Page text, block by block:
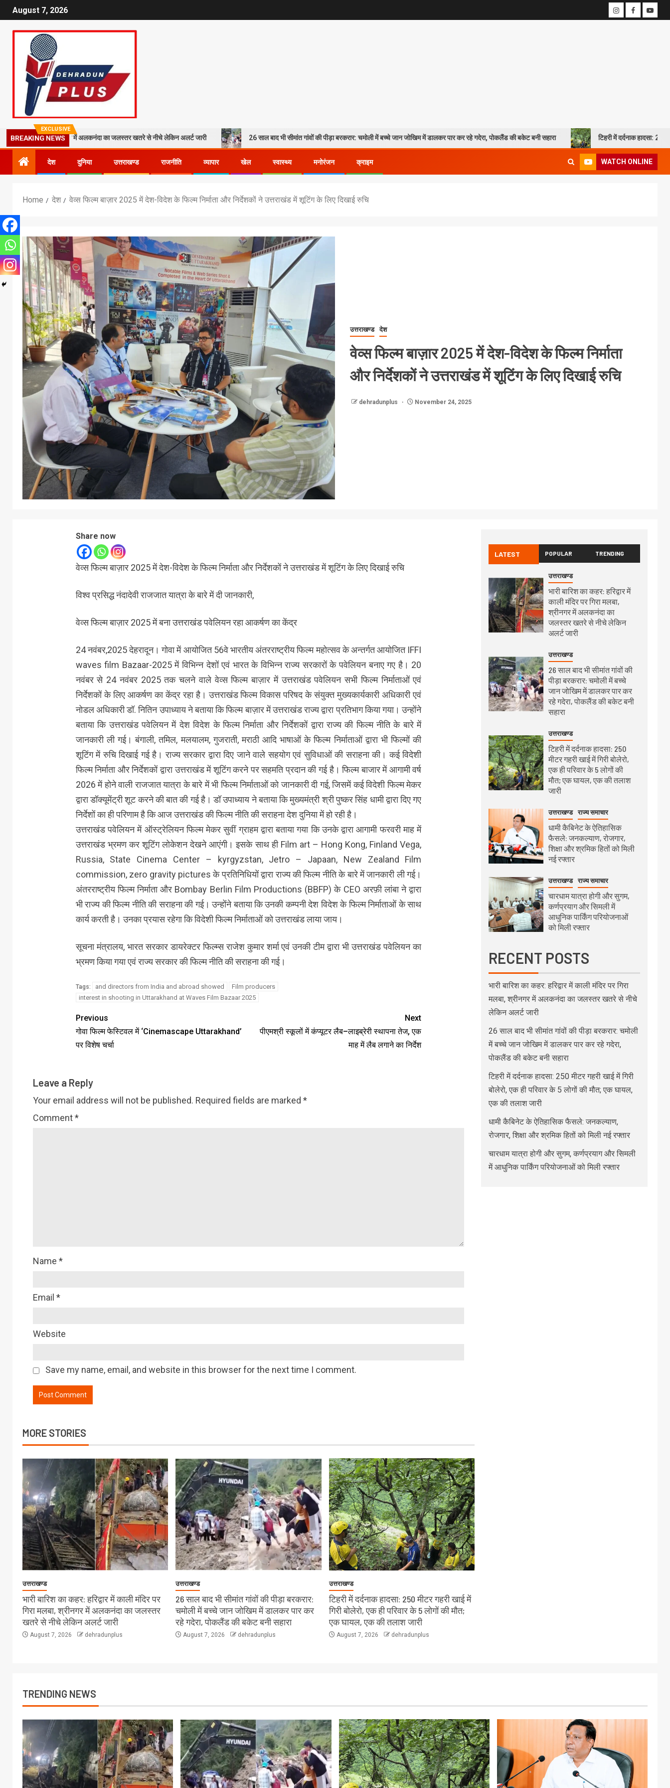
August 7, 2026
EXCLUSIVE
BREAKING NEWS
मलबा, श्रीनगर में अलकनंदा का जलस्तर खतरे से नीचे लेकिन अलर्ट जारी 26 साल बाद भी सीमांत गांवों की पीड़ा बरकरार: चमोली में बच्चे जान जोखिम में डालकर पार कर रहे गदेरा, पोकलैंड की बकेट बनी सहारा टिहरी में दर्दनाक हादसा: 250 मीटर गहरी
देश दुनिया उत्तराखण्ड राजनीति व्यापार खेल स्वास्थ्य मनोरंजन क्राइम WATCH ONLINE
Home देश वेव्स फिल्म बाज़ार 2025 में देश-विदेश के फिल्म निर्माता और निर्देशकों ने उत्तराखंड में शूटिंग के लिए दिखाई रुचि
उत्तराखण्ड देश
वेव्स फिल्म बाज़ार 2025 में देश-विदेश के फिल्म निर्माता
और निर्देशकों ने उत्तराखंड में शूटिंग के लिए दिखाई रुचि
dehradunplus November 24, 2025
Share now
वेव्स फिल्म बाज़ार 2025 में देश-विदेश के फिल्म निर्माता और निर्देशकों ने उत्तराखंड में शूटिंग के लिए दिखाई रुचि
विश्व प्रसिद्ध नंदादेवी राजजात यात्रा के बारे में दी जानकारी,
वेव्स फिल्म बाज़ार 2025 में बना उत्तराखंड पवेलियन रहा आकर्षण का केंद्र
24 नवंबर,2025 देहरादून। गोवा में आयोजित 56वे भारतीय अंतरराष्ट्रीय फिल्म महोत्सव के अन्तर्गत आयोजित IFFI
waves film Bazaar-2025 में विभिन्न देशों एवं भारत के विभिन्न राज्य सरकारों के पवेलियन बनाए गए है। 20
नवंबर से 24 नवंबर 2025 तक चलने वाले वेव्स फिल्म बाज़ार में उत्तराखंड पवेलियन सभी फिल्म निर्माताओं एवं
निर्देशकों के लिए आकर्षण का केंद्र रहा है। उत्तराखंड फिल्म विकास परिषद के संयुक्त मुख्यकार्यकारी अधिकारी एवं
नोडल अधिकारी डॉ. नितिन उपाध्याय ने बताया कि फिल्म बाज़ार में उत्तराखंड राज्य द्वारा प्रतिभाग किया गया। उन्होंने
बताया कि उत्तराखंड पवेलियन में देश विदेश के फिल्म निर्माता और निर्देशकों द्वारा राज्य की फिल्म नीति के बारे में
जानकारी ली गई। बंगाली, तमिल, मलयालम, गुजराती, मराठी आदि भाषाओं के फिल्म निर्माताओं द्वारा भी फिल्मों की
शूटिंग में रुचि दिखाई गई है। राज्य सरकार द्वारा दिए जाने वाले सहयोग एवं सुविधाओं की सराहना की। कई विदेशी
फिल्म निर्माता और निर्देशकों द्वारा उत्तराखंड में शूटिंग करने पर सहमति प्रदान की गई है। फिल्म बाजार में आगामी वर्ष
2026 में होने वाली राजजात यात्रा के बारे में भी फिल्म निर्माताओं को जानकारी दी गई, जिसमें कई विदेशी फिल्म मेकर
द्वारा डॉक्यूमेंट्री शूट करने की बात की गई है। डॉ उपाध्याय ने बताया कि मुख्यमंत्री श्री पुष्कर सिंह धामी द्वारा दिए गए
निर्देशों का ही परिणाम है कि आज उत्तराखंड की फिल्म नीति की सराहना देश दुनिया में हो रही है।
उत्तराखंड पवेलियन में ऑस्ट्रेलियन फिल्म मेकर सुवीं ग्राहम द्वारा बताया गया कि उनके द्वारा आगामी फरवरी माह में
उत्तराखंड भ्रमण कर शूटिंग लोकेशन देखने आएंगी। इसके साथ ही Film art – Hong Kong, Finland Vega,
Russia, State Cinema Center – kyrgyzstan, Jetro – Japaan, New Zealand Film
commission, zero gravity pictures के प्रतिनिधियों द्वारा राज्य की फिल्म नीति के बारे में जानकारी ली गई।
अंतरराष्ट्रीय फिल्म निर्माता और Bombay Berlin Film Productions (BBFP) के CEO अरफ़ी लांबा ने द्वारा
भी राज्य की फिल्म नीति की सराहना की गई। उन्होंने बताया कि उनकी कम्पनी देश विदेश के फिल्म निर्माताओं के साथ
कार्य करती है। उनका प्रयास रहेगा कि विदेशी फिल्म निर्माताओं को उत्तराखंड लाया जाय।
सूचना मंत्रालय, भारत सरकार डायरेक्टर फिल्म्स राजेश कुमार शर्मा एवं उनकी टीम द्वारा भी उत्तराखंड पवेलियन का
भ्रमण किया गया एवं राज्य सरकार की फिल्म नीति की सराहना की गई।
Tags: and directors from India and abroad showed
Film producers
interest in shooting in Uttarakhand at Waves Film Bazaar 2025
Previous
गोवा फिल्म फेस्टिवल में ‘Cinemascape Uttarakhand’
पर विशेष चर्चा
Next
पीएमश्री स्कूलों में कंप्यूटर लैब–लाइब्रेरी स्थापना तेज, एक
माह में लैब लगाने का निर्देश
Leave a Reply
Your email address will not be published. Required fields are marked *
Comment*
Name *
Email *
Website
Save my name, email, and website in this browser for the next time I comment.
MORE STORIES
उत्तराखण्ड
भारी बारिश का कहर: हरिद्वार में काली मंदिर पर
गिरा मलबा, श्रीनगर में अलकनंदा का जलस्तर
खतरे से नीचे लेकिन अलर्ट जारी
August 7, 2026 dehradunplus
उत्तराखण्ड
26 साल बाद भी सीमांत गांवों की पीड़ा बरकरार:
चमोली में बच्चे जान जोखिम में डालकर पार कर
रहे गदेरा, पोकलैंड की बकेट बनी सहारा
August 7, 2026 dehradunplus
उत्तराखण्ड
टिहरी में दर्दनाक हादसा: 250 मीटर गहरी खाई में
गिरी बोलेरो, एक ही परिवार के 5 लोगों की मौत;
एक घायल, एक की तलाश जारी
August 7, 2026 dehradunplus
LATEST POPULAR TRENDING
उत्तराखण्ड
भारी बारिश का कहर: हरिद्वार में
काली मंदिर पर गिरा मलबा,
श्रीनगर में अलकनंदा का
जलस्तर खतरे से नीचे लेकिन
अलर्ट जारी
उत्तराखण्ड
26 साल बाद भी सीमांत गांवों की
पीड़ा बरकरार: चमोली में बच्चे
जान जोखिम में डालकर पार कर
रहे गदेरा, पोकलैंड की बकेट बनी
सहारा
उत्तराखण्ड
टिहरी में दर्दनाक हादसा: 250
मीटर गहरी खाई में गिरी बोलेरो,
एक ही परिवार के 5 लोगों की
मौत; एक घायल, एक की तलाश
जारी
उत्तराखण्ड राज्य समाचार
धामी कैबिनेट के ऐतिहासिक
फैसले: जनकल्याण, रोजगार,
शिक्षा और श्रमिक हितों को मिली
नई रफ्तार
उत्तराखण्ड राज्य समाचार
चारधाम यात्रा होगी और सुगम,
कर्णप्रयाग और सिमली में
आधुनिक पार्किंग परियोजनाओं
को मिली रफ्तार
RECENT POSTS
भारी बारिश का कहर: हरिद्वार में काली मंदिर पर गिरा
मलबा, श्रीनगर में अलकनंदा का जलस्तर खतरे से नीचे
लेकिन अलर्ट जारी
26 साल बाद भी सीमांत गांवों की पीड़ा बरकरार: चमोली
में बच्चे जान जोखिम में डालकर पार कर रहे गदेरा,
पोकलैंड की बकेट बनी सहारा
टिहरी में दर्दनाक हादसा: 250 मीटर गहरी खाई में गिरी
बोलेरो, एक ही परिवार के 5 लोगों की मौत; एक घायल,
एक की तलाश जारी
धामी कैबिनेट के ऐतिहासिक फैसले: जनकल्याण,
रोजगार, शिक्षा और श्रमिक हितों को मिली नई रफ्तार
चारधाम यात्रा होगी और सुगम, कर्णप्रयाग और सिमली
में आधुनिक पार्किंग परियोजनाओं को मिली रफ्तार
TRENDING NEWS